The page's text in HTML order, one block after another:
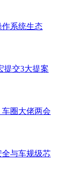
系统生态
提交3大提案
圈大佬两会
与车规级芯